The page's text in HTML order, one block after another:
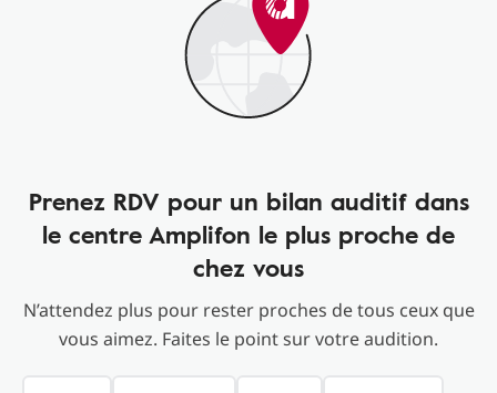
Prenez RDV pour un bilan auditif dans
le centre Amplifon le plus proche de
chez vous
N’attendez plus pour rester proches de tous ceux que
vous aimez. Faites le point sur votre audition.